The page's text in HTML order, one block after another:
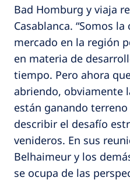
Bad Homburg y viaja
Casablanca. “Somos
mercado en la región
en materia de
tiempo. Pero ahora
abriendo, obviamente
están ganando
describir el desafío
venideros. En sus
Belhaimeur y los
se ocupa de las